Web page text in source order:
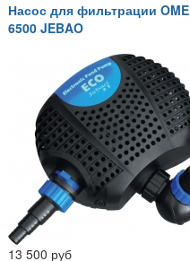
Насос для фильтрации OME
6500 JEBAO
13 500 руб